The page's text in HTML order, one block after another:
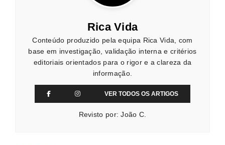
Rica Vida
Conteúdo produzido pela equipa Rica Vida, com
base em investigação, validação interna e critérios
editoriais orientados para o rigor e a clareza da
informação.
VER TODOS OS ARTIGOS
Revisto por: João C.